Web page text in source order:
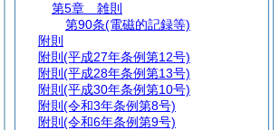
第5章
雑則
第90条(電磁的記録等)
附則
附則 (平成27年条例第12号)
附則 (平成28年条例第13号)
附則 (平成30年条例第10号)
附則 (令和3年条例第8号)
附則 (令和6年条例第9号)